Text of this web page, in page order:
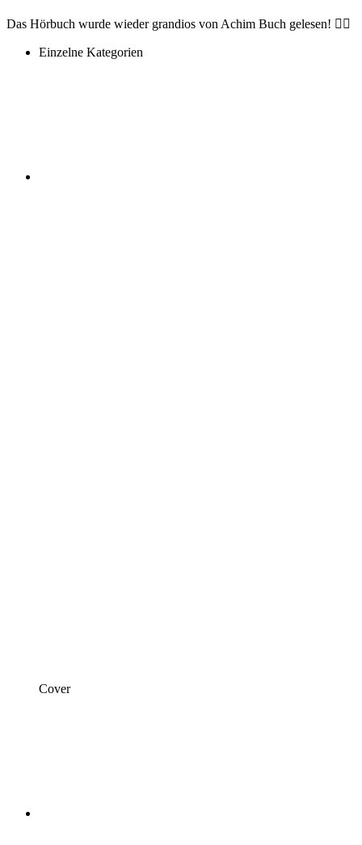
Das Hörbuch wurde wieder grandios von Achim Buch gelesen! 👌🏻
Einzelne Kategorien
Cover